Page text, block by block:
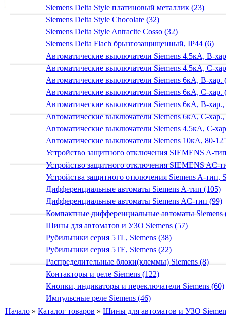
Siemens Delta Style платиновый металлик (23)
Siemens Delta Style Chocolate (32)
Siemens Delta Style Antracite Cosso (32)
Siemens Delta Flach брызгозащищенный, IP44 (6)
Автоматические выключатели Siemens 4.5кА, B-
Автоматические выключатели Siemens 4.5кА, C-
Автоматические выключатели Siemens 6кА, B-хар.
Автоматические выключатели Siemens 6кА, С-хар.
Автоматические выключатели Siemens 6кА, B-
Автоматические выключатели Siemens 6кА, C-
Автоматические выключатели Siemens 4.5кА, C-
Автоматические выключатели Siemens 10кА, 80-
Устройство защитного отключения SIEMENS A-
Устройство защитного отключения SIEMENS AС-
Устройства защитного отключения Siemens A-тип,
Дифференциальные автоматы Siemens A-тип (105)
Дифференциальные автоматы Siemens AС-тип (99)
Компактные дифференциальные автоматы Siemens
Шины для автоматов и УЗО Siemens (57)
Рубильники серия 5TL, Siemens (38)
Рубильники серия 5TE, Siemens (22)
Распределительные блоки(клеммы) Siemens (8)
Контакторы и реле Siemens (122)
Кнопки, индикаторы и переключатели Siemens (60)
Импульсные реле Siemens (46)
Начало » Каталог товаров » Шины для автоматов и УЗО